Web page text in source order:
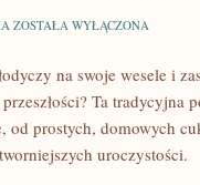
KRÓWKI
NADAL
MODNE
CZY
JUŻ
NIE?
ZOSTAŁA WYŁĄCZONA
na swoje wesele i
Ta tradycyjna
od prostych, domowych
uroczystości.